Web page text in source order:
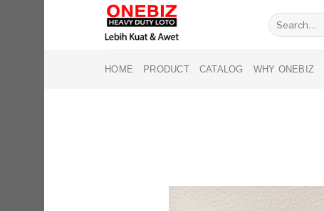
Search
for:
HOME PRODUCT CATALOG WHY ONEBIZ